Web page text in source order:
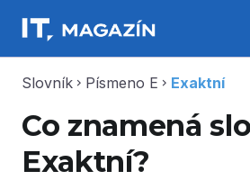
Slovník chevron_right Písmeno E chevron_right Exaktní
Co znamená
Exaktní?